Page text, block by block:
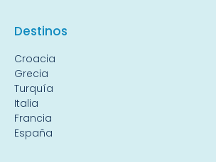
Destinos
Croacia
Grecia
Turquía
Italia
Francia
España